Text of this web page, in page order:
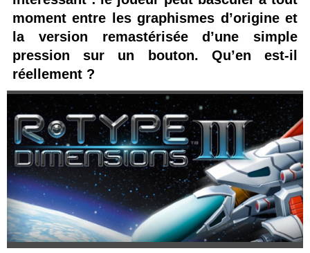
moment entre les graphismes d’origine et
la version remastérisée d’une simple
pression sur un bouton. Qu’en est-il
réellement ?